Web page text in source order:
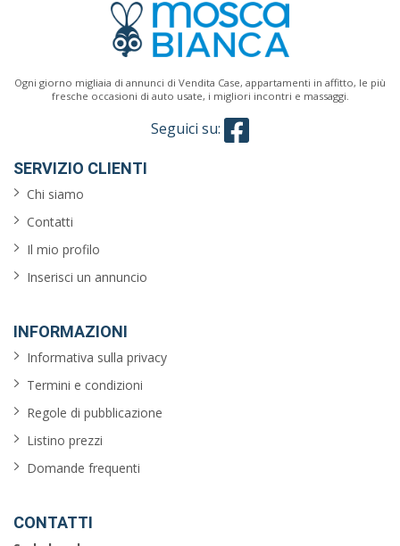
Ogni giorno migliaia di annunci di Vendita Case, appartamenti in affitto, le più
fresche occasioni di auto usate, i migliori incontri e massaggi.
Seguici su:
SERVIZIO CLIENTI
Chi siamo
Contatti
Il mio profilo
Inserisci un annuncio
INFORMAZIONI
Informativa sulla privacy
Termini e condizioni
Regole di pubblicazione
Listino prezzi
Domande frequenti
CONTATTI